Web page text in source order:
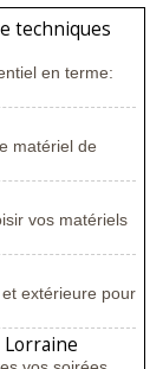
techniques
en terme:
matériel de
vos matériels
extérieure pour
Lorraine